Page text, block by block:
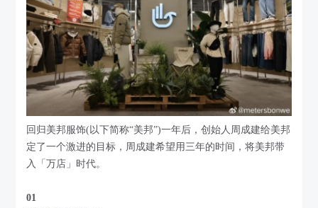
回归美邦服饰(以下简称“美邦”)一年后，创始人周成建给美邦
定了一个激进的目标，周成建希望用三年的时间，将美邦带
入「万店」时代。
01